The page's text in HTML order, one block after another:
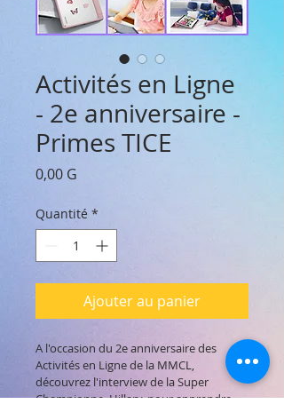
Activités en Ligne
- 2e anniversaire -
Primes TICE
0,00 G
Quantité *
Ajouter au panier
A l'occasion du 2e anniversaire des
Activités en Ligne de la MMCL,
découvrez l'interview de la Super
Championne, Hillary, pour apprendre